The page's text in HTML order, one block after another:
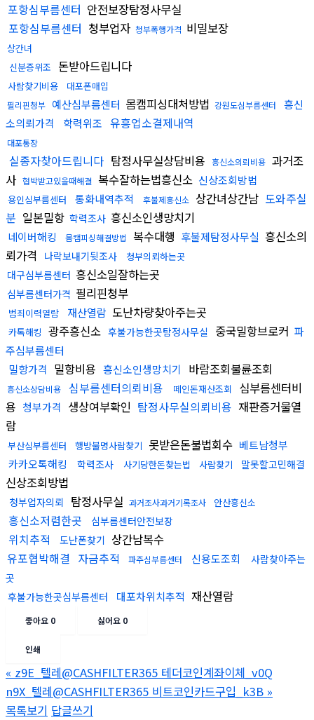
포항심부름센터 안전보장탐정사무실
포항심부름센터 청부업자 청부폭행가격 비밀보장
상간녀
신분증위조
돈받아드립니다
사람찾기비용 대포폰매입
필리핀청부 예산심부름센터 몸캠피싱대처방법 강원도심부름센터
흥신
소의뢰가격
학력위조 유흥업소결제내역
대포통장
실종자찾아드립니다 탐정사무실상담비용 흥신소의뢰비용 과거조
사 협박받고있을때해결 복수잘하는법흥신소 신상조회방법
용인심부름센터 통화내역추적 후불제흥신소 상간녀상간남 도와주실
분 일본밀항 학력조사 흥신소인생망치기
네이버해킹 몸캠피싱해결방법 복수대행 후불제탐정사무실 흥신소의
뢰가격
나락보내기뒷조사 청부의뢰하는곳
대구심부름센터 흥신소일잘하는곳
심부름센터가격 필리핀청부
범죄이력열람 재산열람 도난차량찾아주는곳
카톡해킹 광주흥신소 후불가능한곳탐정사무실 중국밀항브로커 파
주심부름센터
밀항가격 밀항비용 흥신소인생망치기 바람조회불륜조회
흥신소상담비용 심부름센터의뢰비용 떼인돈재산조회
심부름센터비
용 청부가격 생상여부확인 탐정사무실의뢰비용 재판증거물열
람
부산심부름센터 행방불명사람찾기 못받은돈불법회수 베트남청부
카카오톡해킹
학력조사 사기당한돈찾는법 사람찾기 말못할고민해결
신상조회방법
청부업자의뢰 탐정사무실 과거조사과거기록조사 안산흥신소
흥신소저렴한곳 심부름센터안전보장
위치추적 도난폰찾기 상간남복수
유포협박해결 자금추적 파주심부름센터 신용도조회
사람찾아주는
곳
후불가능한곳심부름센터
대포차위치추적 재산열람
좋아요 0 싫어요 0
인쇄
« z9E_텔레@CASHFILTER365 테더코인계좌이체_v0Q
n9X_텔레@CASHFILTER365 비트코인카드구입_k3B »
목록보기 답글쓰기